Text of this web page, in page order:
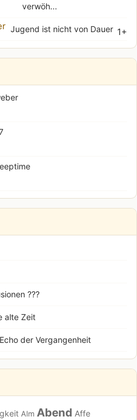
verwöh...
1+
Jugend ist nicht von Dauer
???
alte Zeit
Echo der Vergangenheit
Alm Abend Affe